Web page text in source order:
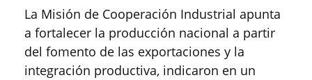
La Misión de Cooperación Industrial apunta
a fortalecer la producción nacional a partir
del fomento de las exportaciones y la
integración productiva, indicaron en un